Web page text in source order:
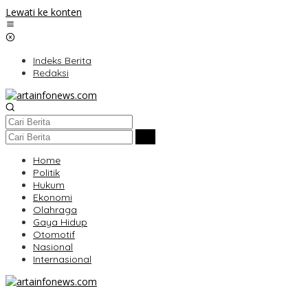
Lewati ke konten
Indeks Berita
Redaksi
Home
Politik
Hukum
Ekonomi
Olahraga
Gaya Hidup
Otomotif
Nasional
Internasional